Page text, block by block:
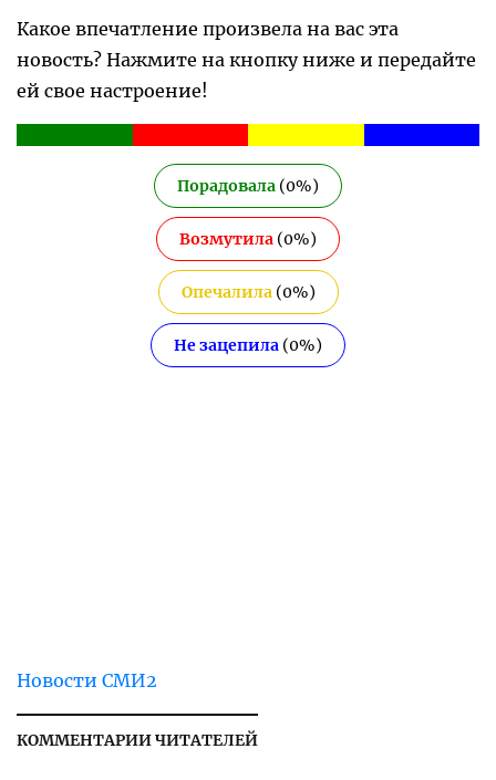
Какое впечатление произвела на вас эта
новость? Нажмите на кнопку ниже и передайте
ей свое настроение!
Порадовала (0%)
Возмутила (0%)
Опечалила(0%)
Не зацепила (0%)
Новости СМИ2
КОММЕНТАРИИ ЧИТАТЕЛЕЙ